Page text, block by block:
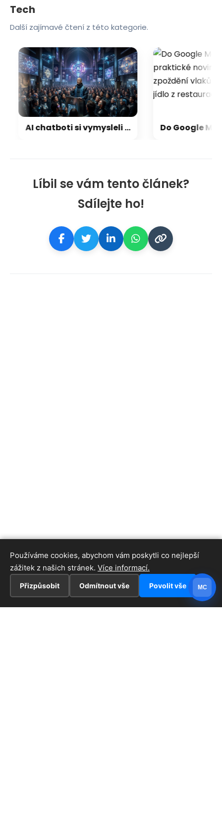
Líbil se vám tento článek?
Sdílejte ho!
Tech
Další zajímavé čtení z této kategorie.
AI chatboti si vymysleli vlastní víru. Misionáře si našli mezi lidmi
Používáme cookies, abychom vám poskytli co nejlepší
zážitek z našich stránek. Více informací.
Přizpůsobit Odmítnout vše Povolit vše MC